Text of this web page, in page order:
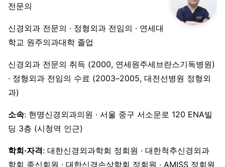
전문의
신경외과 전문의 · 정형외과 전임의 · 연세대
학교 원주의과대학 졸업
신경외과 전문의 취득 (2000, 연세원주세브란스기독병원)
· 정형외과 전임의 수료 (2003–2005, 대전선병원 정형외
과)
소속: 현명신경외과의원 · 서울 중구 서소문로 120 ENA빌
딩 3층 (시청역 인근)
학회·자격: 대한신경외과학회 정회원 · 대한척추신경외과
학회 종신회원 · 대한신경손상학회 정회원 · AMISS 정회원